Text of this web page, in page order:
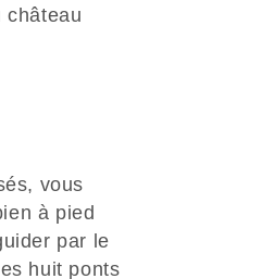
château
vous
à pied
par le
huit ponts